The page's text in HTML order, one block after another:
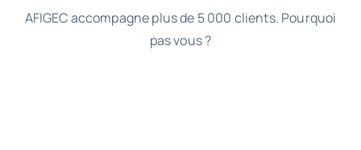
AFIGEC accompagne plus de 5 000 clients. Pourquoi
pas vous ?